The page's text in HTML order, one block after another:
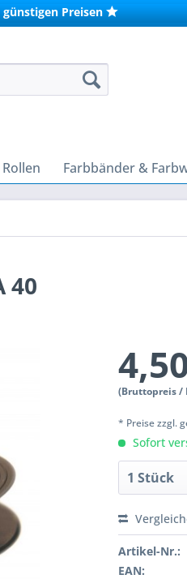
Preisen
Rollen Farbbänder &
40
(Bruttopreis /
* Preise zzgl.
Sofort
Artikel-Nr.:
EAN: